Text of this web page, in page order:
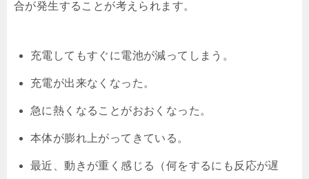
合が発生することが考えられます。
充電してもすぐに電池が減ってしまう。
充電が出来なくなった。
急に熱くなることがおおくなった。
本体が膨れ上がってきている。
最近、動きが重く感じる（何をするにも反応が遅